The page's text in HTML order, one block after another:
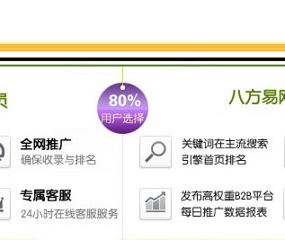
度达到预设值，就能够触发开关。